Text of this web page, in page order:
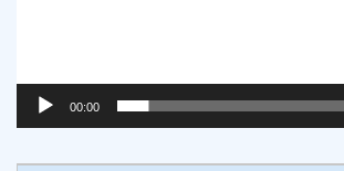
00:00